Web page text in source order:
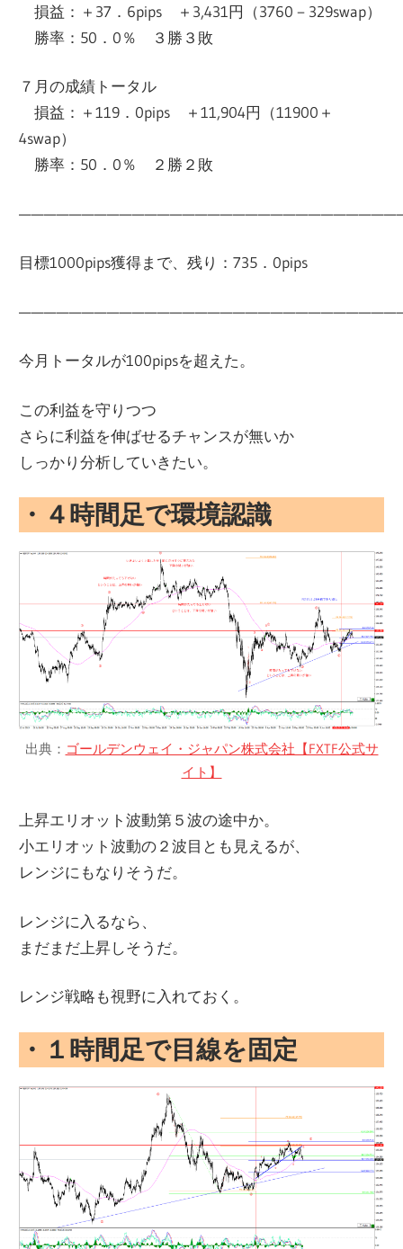
損益：＋37．6pips ＋3,431円（3760－329swap）
勝率：50．0％ ３勝３敗
７月の成績トータル
損益：＋119．0pips ＋11,904円（11900＋
4swap）
勝率：50．0％ ２勝２敗
目標1000pips獲得まで、残り：735．0pips
今月トータルが100pipsを超えた。
この利益を守りつつ
さらに利益を伸ばせるチャンスが無いか
しっかり分析していきたい。
・４時間足で環境認識
出典： ゴールデンウェイ・ジャパン株式会社【FXTF公式サ
イト】
上昇エリオット波動第５波の途中か。
小エリオット波動の２波目とも見えるが、
レンジにもなりそうだ。
レンジに入るなら、
まだまだ上昇しそうだ。
レンジ戦略も視野に入れておく。
・１時間足で目線を固定